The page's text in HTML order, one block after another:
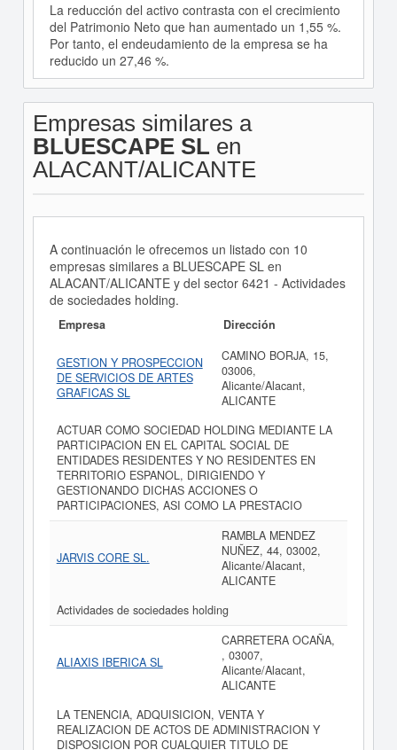
La reducción del activo contrasta con el crecimiento
del Patrimonio Neto que han aumentado un 1,55 %.
Por tanto, el endeudamiento de la empresa se ha
reducido un 27,46 %.
Empresas similares a
BLUESCAPE SL en
ALACANT/ALICANTE
A continuación le ofrecemos un listado con 10
empresas similares a BLUESCAPE SL en
ALACANT/ALICANTE y del sector 6421 - Actividades
de sociedades holding.
Empresa Dirección
GESTION Y PROSPECCION
DE SERVICIOS DE ARTES
GRAFICAS SL
CAMINO BORJA, 15,
03006,
Alicante/Alacant,
ALICANTE
ACTUAR COMO SOCIEDAD HOLDING MEDIANTE LA
PARTICIPACION EN EL CAPITAL SOCIAL DE
ENTIDADES RESIDENTES Y NO RESIDENTES EN
TERRITORIO ESPANOL, DIRIGIENDO Y
GESTIONANDO DICHAS ACCIONES O
PARTICIPACIONES, ASI COMO LA PRESTACIO
JARVIS CORE SL.
RAMBLA MENDEZ
NUÑEZ, 44, 03002,
Alicante/Alacant,
ALICANTE
Actividades de sociedades holding
ALIAXIS IBERICA SL
CARRETERA OCAÑA,
, 03007,
Alicante/Alacant,
ALICANTE
LA TENENCIA, ADQUISICION, VENTA Y
REALIZACION DE ACTOS DE ADMINISTRACION Y
DISPOSICION POR CUALQUIER TITULO DE